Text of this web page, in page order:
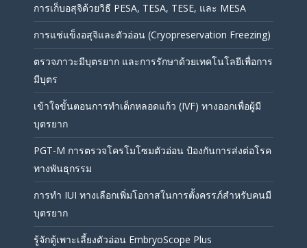
การเก็บอสุจิด้วยวิธี PESA, TESA, TESE, และ MESA
การแช่แข็งอสุจิและตัวอ่อน (Cryopreservation Freezing)
ตรวจภาวะมีบุตรยาก และการรักษาด้วยเทคโนโลยีเพื่อการ
มีบุตร
เข้าใจขั้นตอนการทำเด็กหลอดแก้ว (IVF) ทางออกเพื่อผู้มี
บุตรยาก
PGT-M การตรวจโครโมโซมตัวอ่อน ป้องกันการส่งต่อโรค
ทางพันธุกรรม
การทำ IUI ทางเลือกเพิ่มโอกาสในการตั้งครรภ์สำหรับคนมี
บุตรยาก
รู้จักตู้เพาะเลี้ยงตัวอ่อน EmbryoScope Plus